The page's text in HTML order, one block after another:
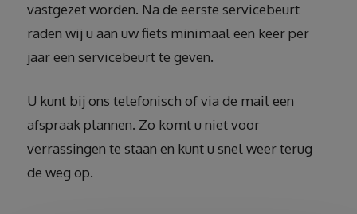
vastgezet worden. Na de eerste servicebeurt
raden wij u aan uw fiets minimaal een keer per
jaar een servicebeurt te geven.
U kunt bij ons telefonisch of via de mail een
afspraak plannen. Zo komt u niet voor
verrassingen te staan en kunt u snel weer terug
de weg op.